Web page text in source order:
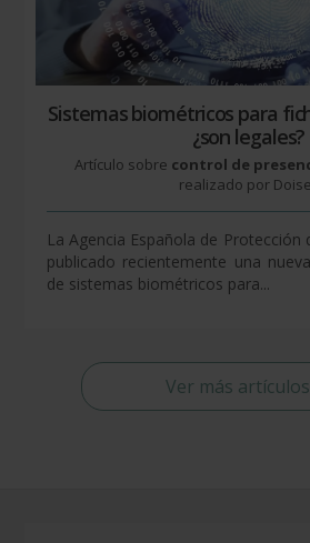
Sistemas biométricos para
¿son legales?
Artículo sobre control de
realizado por
La Agencia Española de Protección
publicado recientemente una
de sistemas biométricos para...
Ver más artículos